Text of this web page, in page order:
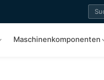
Maschinenkomponenten